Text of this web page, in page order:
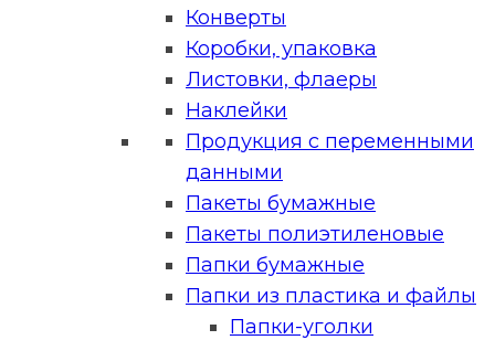
Конверты
Коробки, упаковка
Листовки, флаеры
Наклейки
Продукция с переменными
данными
Пакеты бумажные
Пакеты полиэтиленовые
Папки бумажные
Папки из пластика и файлы
Папки-уголки